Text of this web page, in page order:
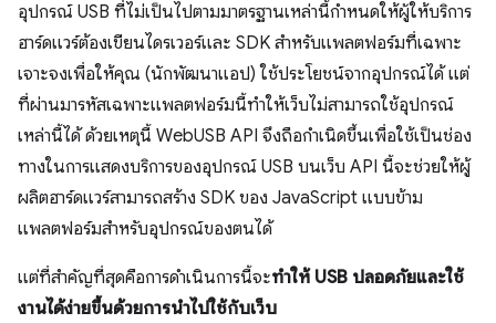
อุปกรณ์ USB ที่ไม่เป็นไปตามมาตรฐานเหล่านี้กำหนดให้ผู้ให้บริการ
ฮาร์ดแวร์ต้องเขียนไดรเวอร์และ SDK สำหรับแพลตฟอร์มที่เฉพาะ
เจาะจงเพื่อให้คุณ (นักพัฒนาแอป) ใช้ประโยชน์จากอุปกรณ์ได้ แต่
ที่ผ่านมารหัสเฉพาะแพลตฟอร์มนี้ทำให้เว็บไม่สามารถใช้อุปกรณ์
เหล่านี้ได้ ด้วยเหตุนี้ WebUSB API จึงถือกำเนิดขึ้นเพื่อใช้เป็นช่อง
ทางในการแสดงบริการของอุปกรณ์ USB บนเว็บ API นี้จะช่วยให้ผู้
ผลิตฮาร์ดแวร์สามารถสร้าง SDK ของ JavaScript แบบข้าม
แพลตฟอร์มสำหรับอุปกรณ์ของตนได้
แต่ที่สำคัญที่สุดคือการดำเนินการนี้จะทำให้ USB ปลอดภัยและใช้
งานได้ง่ายขึ้นด้วยการนําไปใช้กับเว็บ